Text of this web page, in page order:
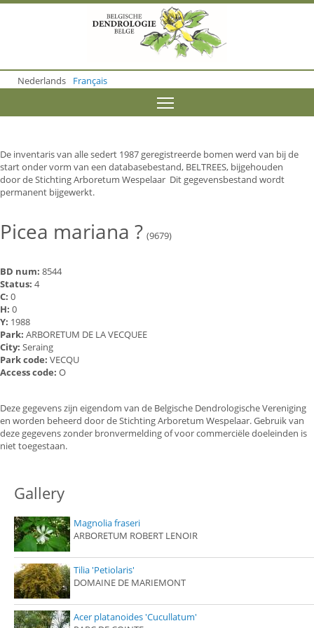
o
m
o
n
t
e
n
Nederlands Français
De inventaris van alle sedert 1987 geregistreerde bomen werd van bij de
start onder vorm van een databasebestand, BELTREES, bijgehouden
door de Stichting Arboretum Wespelaar Dit gegevensbestand wordt
permanent bijgewerkt.
Picea mariana ? (9679)
BD num: 8544
Status: 4
C: 0
H: 0
Y: 1988
Park: ARBORETUM DE LA VECQUEE
City: Seraing
Park code: VECQU
Access code: O
Deze gegevens zijn eigendom van de Belgische Dendrologische Vereniging
en worden beheerd door de Stichting Arboretum Wespelaar. Gebruik van
deze gegevens zonder bronvermelding of voor commerciële doeleinden is
niet toegestaan.
Gallery
Magnolia fraseri
ARBORETUM ROBERT LENOIR
Tilia 'Petiolaris'
DOMAINE DE MARIEMONT
Acer platanoides 'Cucullatum'